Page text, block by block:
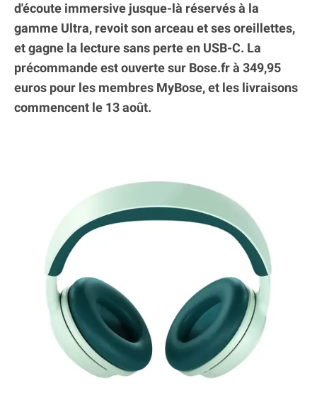
d'écoute immersive jusque-là réservés à la
gamme Ultra, revoit son arceau et ses oreillettes,
et gagne la lecture sans perte en USB-C. La
précommande est ouverte sur Bose.fr à 349,95
euros pour les membres MyBose, et les livraisons
commencent le 13 août.